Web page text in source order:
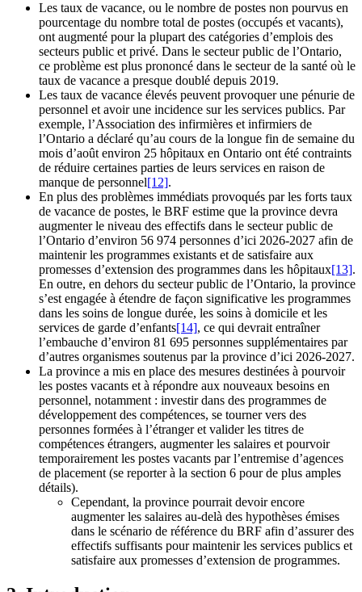
Les taux de vacance, ou le nombre de postes non pourvus en
pourcentage du nombre total de postes (occupés et vacants),
ont augmenté pour la plupart des catégories d’emplois des
secteurs public et privé. Dans le secteur public de l’Ontario,
ce problème est plus prononcé dans le secteur de la santé où le
taux de vacance a presque doublé depuis 2019.
Les taux de vacance élevés peuvent provoquer une pénurie de
personnel et avoir une incidence sur les services publics. Par
exemple, l’Association des infirmières et infirmiers de
l’Ontario a déclaré qu’au cours de la longue fin de semaine du
mois d’août environ 25 hôpitaux en Ontario ont été contraints
de réduire certaines parties de leurs services en raison de
manque de personnel[12].
En plus des problèmes immédiats provoqués par les forts taux
de vacance de postes, le BRF estime que la province devra
augmenter le niveau des effectifs dans le secteur public de
l’Ontario d’environ 56 974 personnes d’ici 2026-2027 afin de
maintenir les programmes existants et de satisfaire aux
promesses d’extension des programmes dans les hôpitaux[13].
En outre, en dehors du secteur public de l’Ontario, la province
s’est engagée à étendre de façon significative les programmes
dans les soins de longue durée, les soins à domicile et les
services de garde d’enfants[14], ce qui devrait entraîner
l’embauche d’environ 81 695 personnes supplémentaires par
d’autres organismes soutenus par la province d’ici 2026-2027.
La province a mis en place des mesures destinées à pourvoir
les postes vacants et à répondre aux nouveaux besoins en
personnel, notamment : investir dans des programmes de
développement des compétences, se tourner vers des
personnes formées à l’étranger et valider les titres de
compétences étrangers, augmenter les salaires et pourvoir
temporairement les postes vacants par l’entremise d’agences
de placement (se reporter à la section 6 pour de plus amples
détails).
Cependant, la province pourrait devoir encore
augmenter les salaires au-delà des hypothèses émises
dans le scénario de référence du BRF afin d’assurer des
effectifs suffisants pour maintenir les services publics et
satisfaire aux promesses d’extension de programmes.